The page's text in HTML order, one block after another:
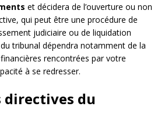
et décidera de l’ouverture ou non
qui peut être une procédure de
judiciaire ou de liquidation
tribunal dépendra notamment de la
rencontrées par votre
à se redresser.
directives du